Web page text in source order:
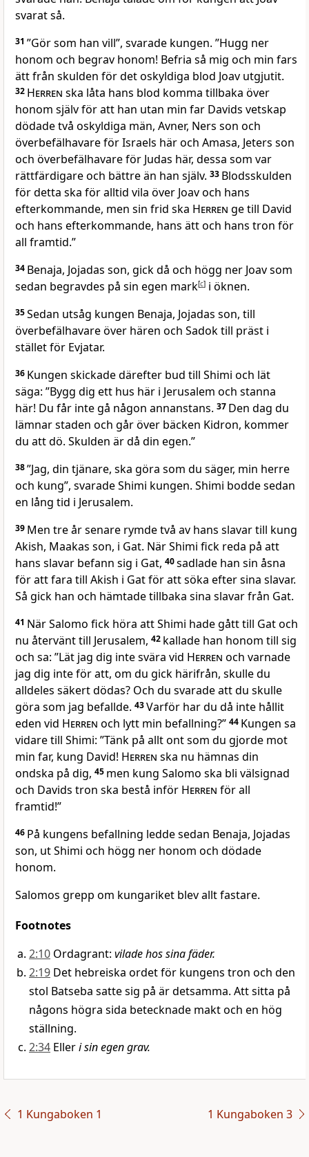
svarat så.
31 ”Gör som han vill”, svarade kungen. ”Hugg ner
honom och begrav honom! Befria så mig och min fars
ätt från skulden för det oskyldiga blod Joav utgjutit.
32 Herren ska låta hans blod komma tillbaka över
honom själv för att han utan min far Davids vetskap
dödade två oskyldiga män, Avner, Ners son och
överbefälhavare för Israels här och Amasa, Jeters son
och överbefälhavare för Judas här, dessa som var
rättfärdigare och bättre än han själv. 33 Blodsskulden
för detta ska för alltid vila över Joav och hans
efterkommande, men sin frid ska Herren ge till David
och hans efterkommande, hans ätt och hans tron för
all framtid.”
34 Benaja, Jojadas son, gick då och högg ner Joav som
sedan begravdes på sin egen mark[c] i öknen.
35Sedan utsåg kungen Benaja, Jojadas son, till
överbefälhavare över hären och Sadok till präst i
stället för Evjatar.
36 Kungen skickade därefter bud till Shimi och lät
säga: ”Bygg dig ett hus här i Jerusalem och stanna
här! Du får inte gå någon annanstans. 37 Den dag du
lämnar staden och går över bäcken Kidron, kommer
du att dö. Skulden är då din egen.”
38”Jag, din tjänare, ska göra som du säger, min herre
och kung”, svarade Shimi kungen. Shimi bodde sedan
en lång tid i Jerusalem.
39 Men tre år senare rymde två av hans slavar till kung
Akish, Maakas son, i Gat. När Shimi fick reda på att
hans slavar befann sig i Gat, 40sadlade han sin åsna
för att fara till Akish i Gat för att söka efter sina slavar.
Så gick han och hämtade tillbaka sina slavar från Gat.
41 När Salomo fick höra att Shimi hade gått till Gat och
nu återvänt till Jerusalem, 42 kallade han honom till sig
och sa: ”Lät jag dig inte svära vid Herren och varnade
jag dig inte för att, om du gick härifrån, skulle du
alldeles säkert dödas? Och du svarade att du skulle
göra som jag befallde. 43Varför har du då inte hållit
eden vid Herren och lytt min befallning?” 44 Kungen sa
vidare till Shimi: ”Tänk på allt ont som du gjorde mot
min far, kung David! Herren ska nu hämnas din
ondska på dig, 45 men kung Salomo ska bli välsignad
och Davids tron ska bestå inför Herren för all
framtid!”
46 På kungens befallning ledde sedan Benaja, Jojadas
son, ut Shimi och högg ner honom och dödade
honom.
Salomos grepp om kungariket blev allt fastare.
Footnotes
2:10 Ordagrant: vilade hos sina fäder.
2:19 Det hebreiska ordet för kungens tron och den
stol Batseba satte sig på är detsamma. Att sitta på
någons högra sida betecknade makt och en hög
ställning.
2:34 Elleri sin egen grav.
1 Kungaboken 1 1 Kungaboken 3